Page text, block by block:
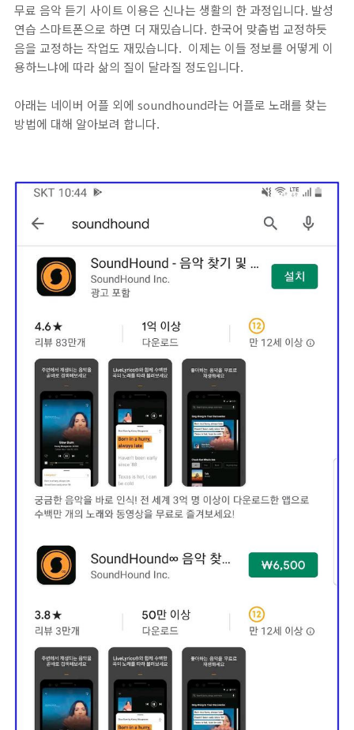
무료 음악 듣기 사이트 이용은 신나는 생활의 한 과정입니다. 발성
연습 스마트폰으로 하면 더 재밌습니다. 한국어 맞춤법 교정하듯
음을 교정하는 작업도 재밌습니다. 이제는 이들 정보를 어떻게 이
용하느냐에 따라 삶의 질이 달라질 정도입니다.
아래는 네이버 어플 외에 soundhound라는 어플로 노래를 찾는
방법에 대해 알아보려 합니다.